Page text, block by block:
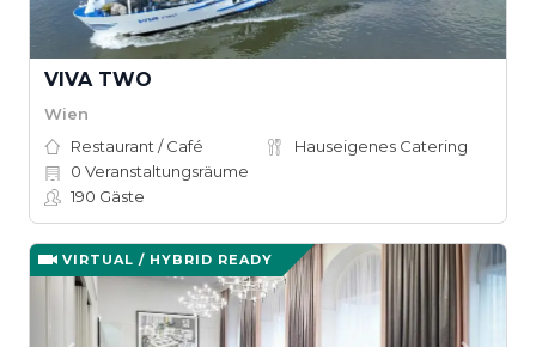
VIVA TWO
Wien
Restaurant / Café
Hauseigenes Catering
0 Veranstaltungsräume
190 Gäste
VIRTUAL / HYBRID READY